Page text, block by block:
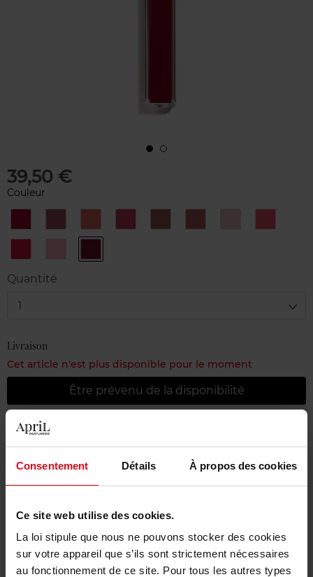
Consentement Détails À propos des cookies
Ce site web utilise des cookies.
La loi stipule que nous ne pouvons stocker des cookies
sur votre appareil que s’ils sont strictement nécessaires
au fonctionnement de ce site. Pour tous les autres types
39,50 €
Couleur
AMARENABOURGEOISIE
PHYSICALTENDRESSECARAMELNOCE ICING ROSE
AMUSE-
BOUCHE
ROSE ROUGE
Quantité
1
Livraison
Cet article n'est plus disponible pour le moment
Être prévenu de la disponibilité
Livraison gratuite à partir de 55€
Description